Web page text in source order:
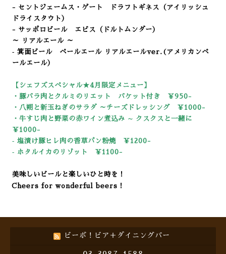
- セントジェームス・ゲート ドラフトギネス（アイリッシュ
ドライスタウト）
- サッポロビール エビス（ドルトムンダー）
～ リアルエール ～
‐ 箕面ビール ペールエール リアルエールver.(アメリカンペ
ールエール）
【シェフズスペシャル★4月限定メニュー】
・豚バラ肉とクルミのリエット バケット付き ￥950-
・八朔と新玉ねぎのサラダ ～チーズドレッシング ￥1000-
・牛すじ肉と野菜の赤ワイン煮込み ∼ クスクスと一緒に
￥1000-
‐ 塩漬け豚ヒレ肉の香草パン粉焼 ￥1200-
‐ ホタルイカのリゾット ￥1100-
美味しいビールと楽しいひと時を！
Cheers for wonderful beers！
ビーボ！ビア＋ダイニングバー